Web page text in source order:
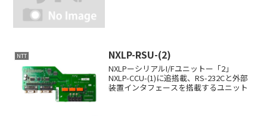
NTT NXLP-RSU-(2)
NXLPーシリアルI/Fユニットー「2」
NXLP-CCU-(1)に追搭載、RS-232Cと外部
装置インタフェースを搭載するユニット